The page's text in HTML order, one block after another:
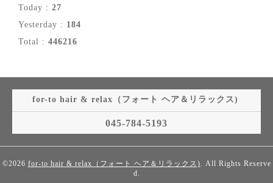
Today : 27
Yesterday : 184
Total : 446216
for-to hair & relax（フォート ヘア＆リラックス)
045-784-5193
©2026 for-to hair & relax（フォート ヘア＆リラックス). All Rights Reserve
d.